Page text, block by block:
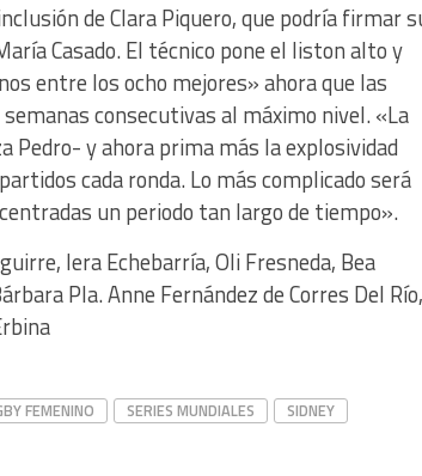
de Clara Piquero, que podría firmar
Casado. El técnico pone el liston alto y
entre los ocho mejores» ahora que las
consecutivas al máximo nivel. «La
Pedro- y ahora prima más la explosividad
cada ronda. Lo más complicado será
un periodo tan largo de tiempo».
Iera Echebarría, Oli Fresneda, Bea
Pla. Anne Fernández de Corres Del Río,
FEMENINO SERIES MUNDIALES SIDNEY